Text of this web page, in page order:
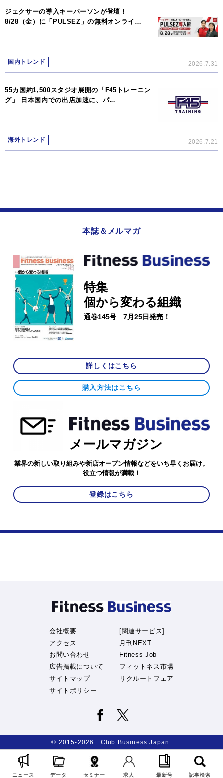
ジェクサーの導入キーパーソンが登壇！
8/28（金）に「PULSEZ」の無料オンライ…
国内トレンド 2026.7.31
55カ国約1,500スタジオ展開の「F45トレーニン
グ」 日本国内での出店加速に、パ…
海外トレンド 2026.7.21
本誌＆メルマガ
特集
個から変わる組織
通巻145号 7月25日発売！
詳しくはこちら
購入方法はこちら
メールマガジン
業界の新しい取り組みや新店オープン情報などをいち早くお届け。
役立つ情報が満載！
登録はこちら
会社概要
アクセス
お問い合わせ
広告掲載について
サイトマップ
サイトポリシー
[関連サービス]
月刊NEXT
Fitness Job
フィットネス市場
リクルートフェア
© 2015-2026 Club Business Japan.
ニュース データ セミナー 求人 最新号 記事検索